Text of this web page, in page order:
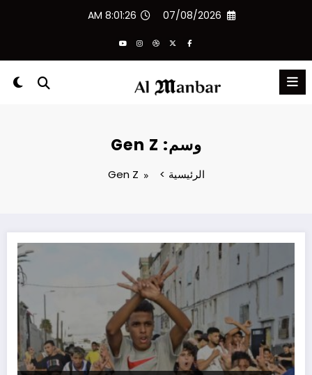
07/08/2026
8:01:26 AM
وسم: Gen Z
الرئيسية Gen Z